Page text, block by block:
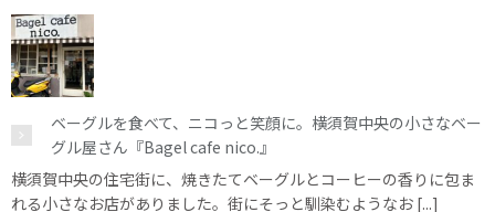
ベーグルを食べて、ニコっと笑顔に。横須賀中央の小さなベー
グル屋さん『Bagel cafe nico.』
横須賀中央の住宅街に、焼きたてベーグルとコーヒーの香りに包ま
れる小さなお店がありました。街にそっと馴染むようなお [...]